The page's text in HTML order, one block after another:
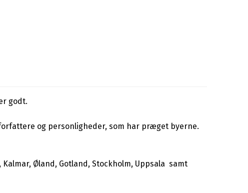
godt.
og personligheder, som har præget byerne.
Øland, Gotland, Stockholm, Uppsala samt